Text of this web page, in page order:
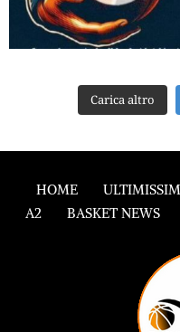
Carica altro
HOME
A2
BASKET NEWS